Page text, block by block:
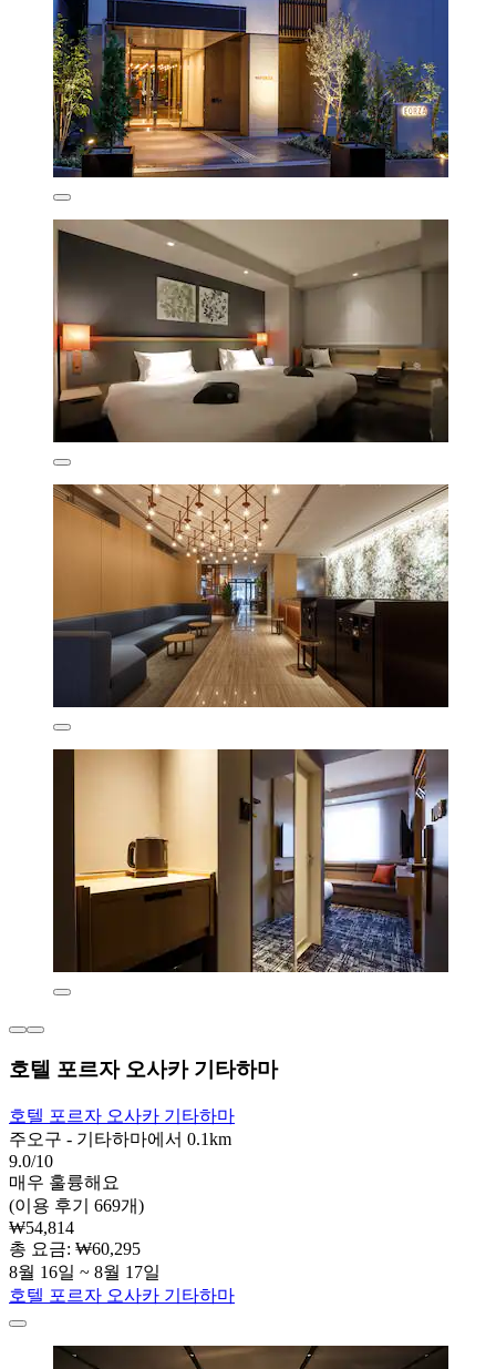
호텔 포르자 오사카 기타하마
호텔 포르자 오사카 기타하마
주오구 - 기타하마에서 0.1km
9.0/10
매우 훌륭해요
(이용 후기 669개)
₩54,814
총 요금: ₩60,295
8월 16일 ~ 8월 17일
호텔 포르자 오사카 기타하마